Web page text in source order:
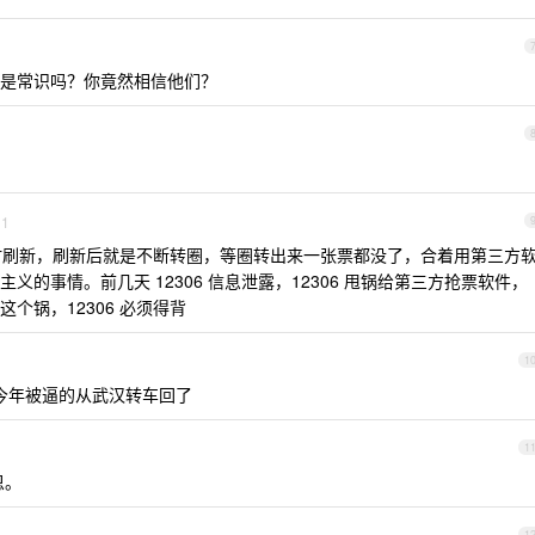
7
常识吗？你竟然相信他们？
8
9
新，刷新后就是不断转圈，等圈转出来一张票都没了，合着用第三方
义的事情。前几天 12306 信息泄露，12306 甩锅给第三方抢票软件，
个锅，12306 必须得背
10
被逼的从武汉转车回了
11